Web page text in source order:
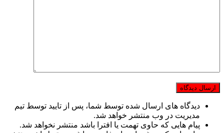
دیدگاه های ارسال شده توسط شما، پس از تایید توسط تیم
مدیریت در وب منتشر خواهد شد.
پیام هایی که حاوی تهمت یا افترا باشد منتشر نخواهد شد.